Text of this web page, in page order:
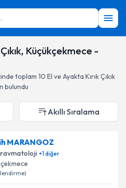
Küçükçekmece -
toplam 10 El ve Ayakta Kırık Çıkık
bulundu
Akıllı Sıralama
MARANGOZ
+1diğer